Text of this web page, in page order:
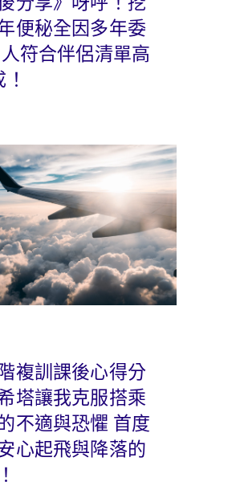
便秘全因多年委
符合伴侶清單高
複訓課後心得分
塔讓我克服搭乘
不適與恐懼 首度
心起飛與降落的